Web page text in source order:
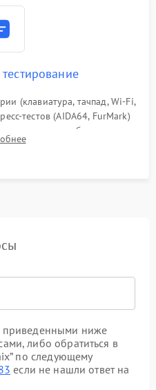
(клавиатура, тачпад, Wi-Fi,
тестов (AIDA64, FurMark)
режима и стабильности
нагрузкой.
приведенными ниже
либо обратиться в
по следующему
если не нашли ответ на